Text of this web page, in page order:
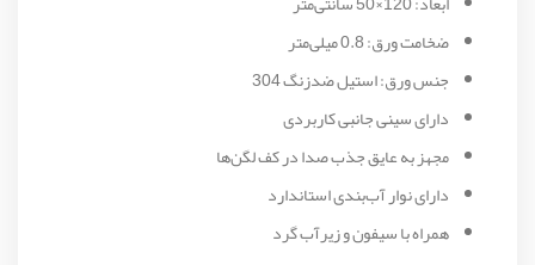
ضخامت ورق: 0.8 میلی‌متر
جنس ورق: استیل ضدزنگ 304
دارای سینی جانبی کاربردی
مجهز به عایق جذب صدا در کف لگن‌ها
دارای نوار آب‌بندی استاندارد
همراه با سیفون و زیرآب گرد